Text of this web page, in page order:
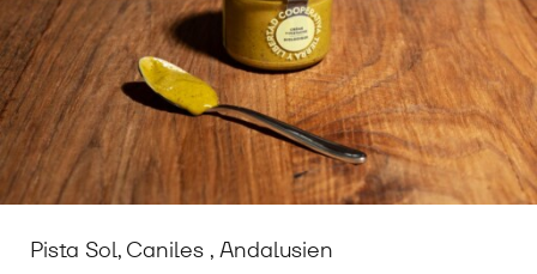
Pista Sol, Caniles , Andalusien